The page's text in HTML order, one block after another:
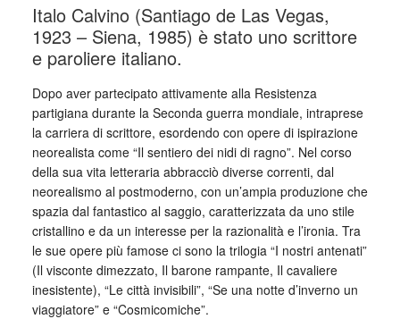
Italo Calvino (Santiago de Las Vegas,
1923 – Siena, 1985) è stato uno scrittore
e paroliere italiano.
Dopo aver partecipato attivamente alla Resistenza
partigiana durante la Seconda guerra mondiale, intraprese
la carriera di scrittore, esordendo con opere di ispirazione
neorealista come “Il sentiero dei nidi di ragno”. Nel corso
della sua vita letteraria abbracciò diverse correnti, dal
neorealismo al postmoderno, con un’ampia produzione che
spazia dal fantastico al saggio, caratterizzata da uno stile
cristallino e da un interesse per la razionalità e l’ironia. Tra
le sue opere più famose ci sono la trilogia “I nostri antenati”
(Il visconte dimezzato, Il barone rampante, Il cavaliere
inesistente), “Le città invisibili”, “Se una notte d’inverno un
viaggiatore” e “Cosmicomiche”.